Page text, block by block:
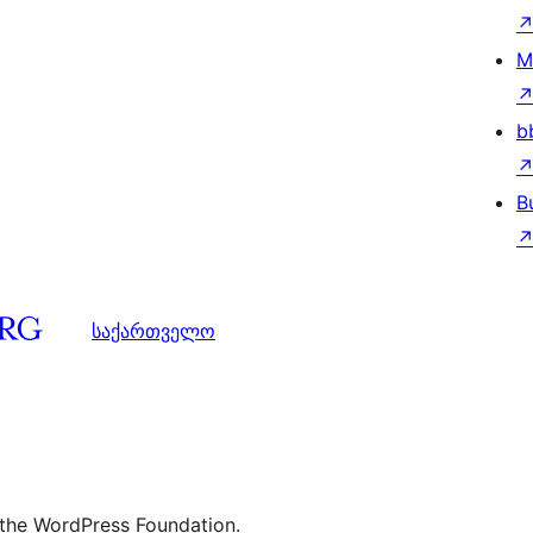
↗
↗
↗
↗
საქართველო
WordPress Foundation.